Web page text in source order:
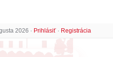
2026 · Prihlásiť · Registrácia